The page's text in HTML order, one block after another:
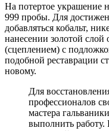
На потертое украшение
999 пробы. Для
добавляться кобальт,
нанесении золотой слой
(сцеплением) с
подобной реставрации
новому.
Для
профессионалов
мастера
выполнить работу.